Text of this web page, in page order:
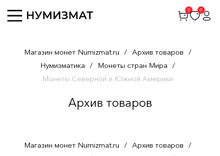
0 0
Магазин монет Numizmat.ru / Архив товаров /
Нумизматика / Монеты стран Мира /
Монеты Северной и Южной Америки
Архив товаров
Магазин монет Numizmat.ru / Архив товаров /